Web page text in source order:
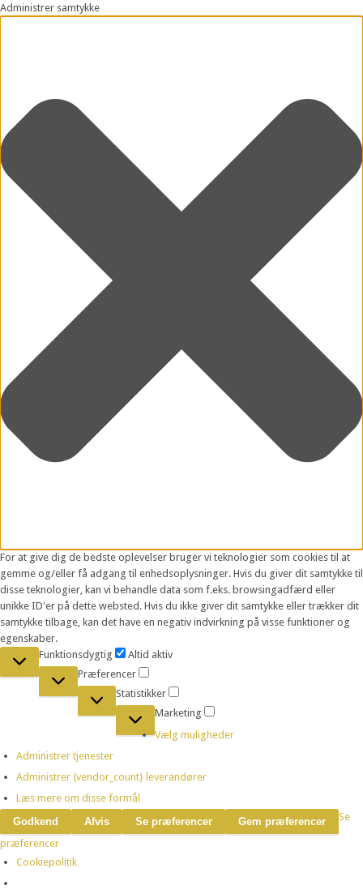
Administrer samtykke
For at give dig de bedste oplevelser bruger vi teknologier som cookies til at
gemme og/eller få adgang til enhedsoplysninger. Hvis du giver dit samtykke til
disse teknologier, kan vi behandle data som f.eks. browsingadfærd eller
unikke ID'er på dette websted. Hvis du ikke giver dit samtykke eller trækker dit
samtykke tilbage, kan det have en negativ indvirkning på visse funktioner og
egenskaber.
Funktionsdygtig
Funktionsdygtig
Altid aktiv
Præferencer
Præferencer
Statistikker
Statistikker
Marketing
Marketing
Vælg muligheder
Administrer tjenester
Administrer {vendor_count} leverandører
Læs mere om disse formål
Godkend
Afvis Se præferencer Gem præferencer Se
præferencer
Cookiepolitik